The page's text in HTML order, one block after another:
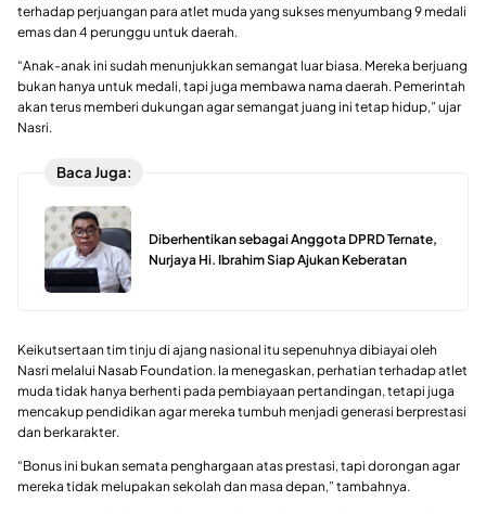
terhadap perjuangan para atlet muda yang sukses menyumbang 9 medali
emas dan 4 perunggu untuk daerah.
“Anak-anak ini sudah menunjukkan semangat luar biasa. Mereka berjuang
bukan hanya untuk medali, tapi juga membawa nama daerah. Pemerintah
akan terus memberi dukungan agar semangat juang ini tetap hidup,” ujar
Nasri.
Baca Juga:
Diberhentikan sebagai Anggota DPRD Ternate,
Nurjaya Hi. Ibrahim Siap Ajukan Keberatan
Keikutsertaan tim tinju di ajang nasional itu sepenuhnya dibiayai oleh
Nasri melalui Nasab Foundation. Ia menegaskan, perhatian terhadap atlet
muda tidak hanya berhenti pada pembiayaan pertandingan, tetapi juga
mencakup pendidikan agar mereka tumbuh menjadi generasi berprestasi
dan berkarakter.
“Bonus ini bukan semata penghargaan atas prestasi, tapi dorongan agar
mereka tidak melupakan sekolah dan masa depan,” tambahnya.